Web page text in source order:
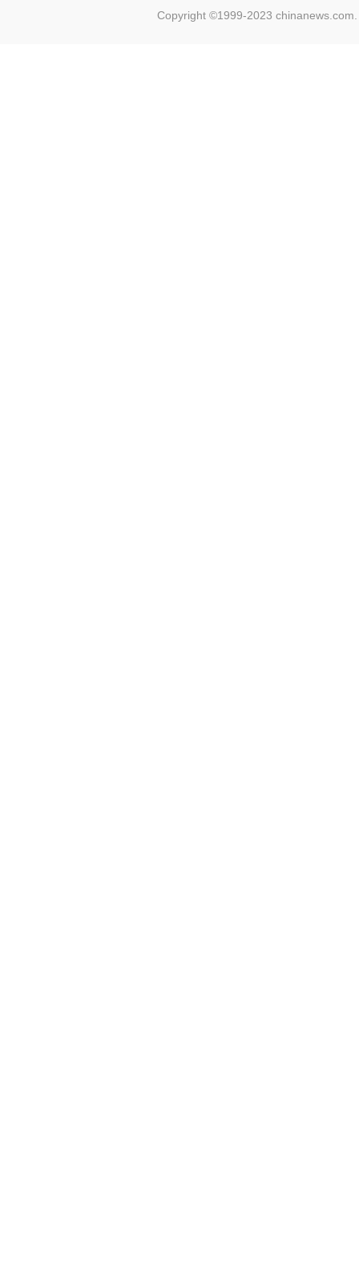
Copyright ©1999-2023